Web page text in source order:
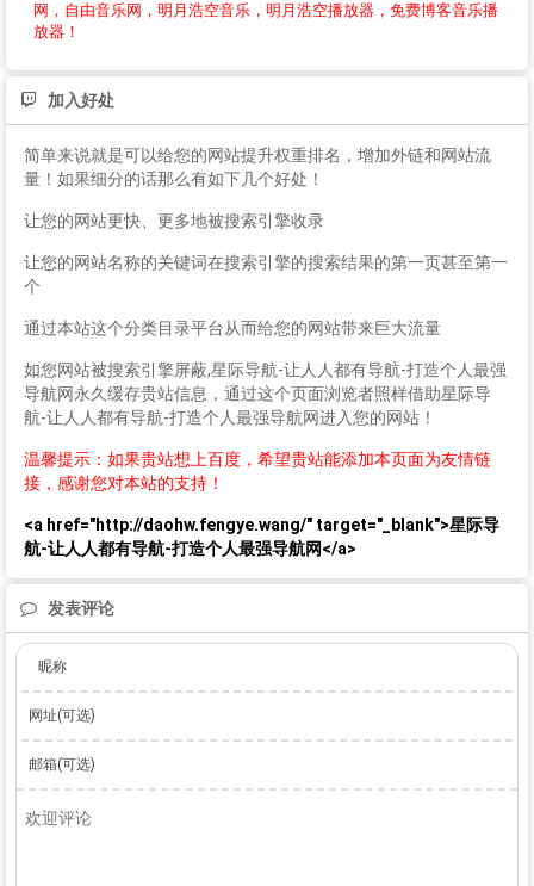
网，自由音乐网，明月浩空音乐，明月浩空播放器，免费博客音乐播
放器！
加入好处
简单来说就是可以给您的网站提升权重排名，增加外链和网站流
量！如果细分的话那么有如下几个好处！
让您的网站更快、更多地被搜索引擎收录
让您的网站名称的关键词在搜索引擎的搜索结果的第一页甚至第一
个
通过本站这个分类目录平台从而给您的网站带来巨大流量
如您网站被搜索引擎屏蔽,星际导航-让人人都有导航-打造个人最强
导航网永久缓存贵站信息，通过这个页面浏览者照样借助星际导
航-让人人都有导航-打造个人最强导航网进入您的网站！
温馨提示：如果贵站想上百度，希望贵站能添加本页面为友情链
接，感谢您对本站的支持！
<a href="http://daohw.fengye.wang/" target="_blank">星际导
航-让人人都有导航-打造个人最强导航网</a>
发表评论
昵称
网址(可选)
邮箱(可选)